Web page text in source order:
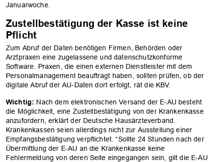
Januarwoche.
Zustellbestätigung der Kasse ist keine
Pflicht
Zum Abruf der Daten benötigen Firmen, Behörden oder
Arztpraxen eine zugelassene und datenschutzkonforme
Software. Praxen, die einen externen Dienstleister mit dem
Personalmanagement beauftragt haben, sollten prüfen, ob der
digitale Abruf der AU-Daten dort erfolgt, rät die KBV.
Wichtig: Nach dem elektronischen Versand der E-AU besteht
die Möglichkeit, eine Zustellbestätigung von der Krankenkasse
anzufordern, erklärt der Deutsche Hausärzteverband.
Krankenkassen seien allerdings nicht zur Ausstellung einer
Empfangsbestätigung verpflichtet. “Sollte 24 Stunden nach der
Übermittlung der E-AU an die Krankenkasse keine
Fehlermeldung von deren Seite eingegangen sein, gilt die E-AU